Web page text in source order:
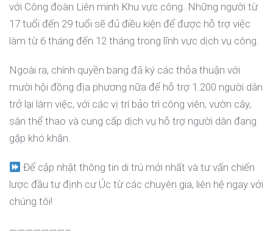
với Công đoàn Liên minh Khu vực công. Những người từ
17 tuổi đến 29 tuổi sẽ đủ điều kiện để được hỗ trợ việc
làm từ 6 tháng đến 12 tháng trong lĩnh vực dịch vụ công.
Ngoài ra, chính quyền bang đã ký các thỏa thuận với
mười hội đồng địa phương nữa để hỗ trợ 1.200 người dân
trở lại làm việc, với các vị trí bảo trì công viên, vườn cây,
sân thể thao và cung cấp dịch vụ hỗ trợ người dân đang
gặp khó khăn.
Để cập nhật thông tin di trú mới nhất và tư vấn chiến
lược đầu tư định cư Úc từ các chuyên gia, liên hệ ngay với
chúng tôi!
———————–